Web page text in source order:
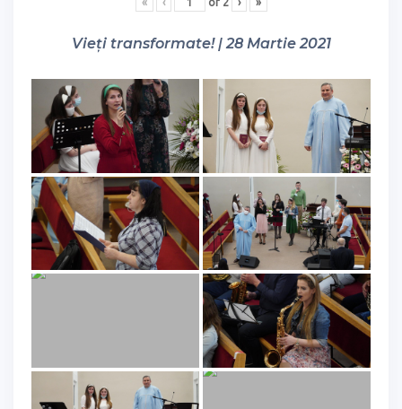
Vieți transformate! | 28 Martie 2021